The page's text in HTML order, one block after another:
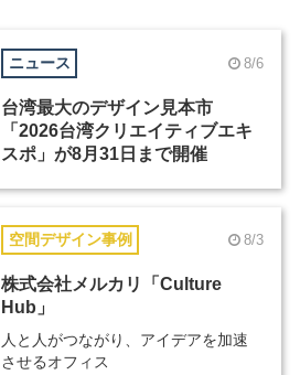
ニュース 8/6
台湾最大のデザイン見本市
「2026台湾クリエイティブエキ
スポ」が8月31日まで開催
空間デザイン事例 8/3
株式会社メルカリ「Culture
Hub」
人と人がつながり、アイデアを加速
させるオフィス